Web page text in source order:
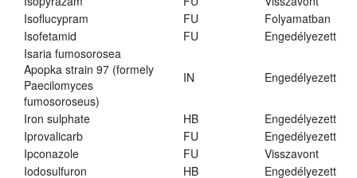
Isoflucypram
FU
Folyamatban
Isofetamid
FU
Engedélyezett
Isaria fumosorosea
Apopka strain 97 (formely
Paecilomyces
fumosoroseus)
IN Engedélyezett
Iron sulphate HB
Engedélyezett
Iprovalicarb
FU
Engedélyezett
Ipconazole
FU
Visszavont
Iodosulfuron
HB
Engedélyezett